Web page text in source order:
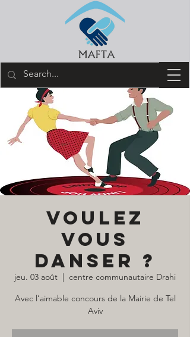
Voulez
vous
danser ?
jeu. 03 août
  |
centre communautaire Drahi
Avec l’aimable concours de la Mairie de Tel
Aviv